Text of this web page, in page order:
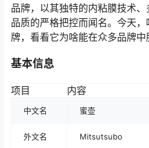
品牌，以其独特的内粘膜技术
品质的严格把控而闻名。今天
牌，看看它为啥能在众多品牌中
基本信息
项目 内容
中文名 蜜壶
外文名 Mitsutsubo